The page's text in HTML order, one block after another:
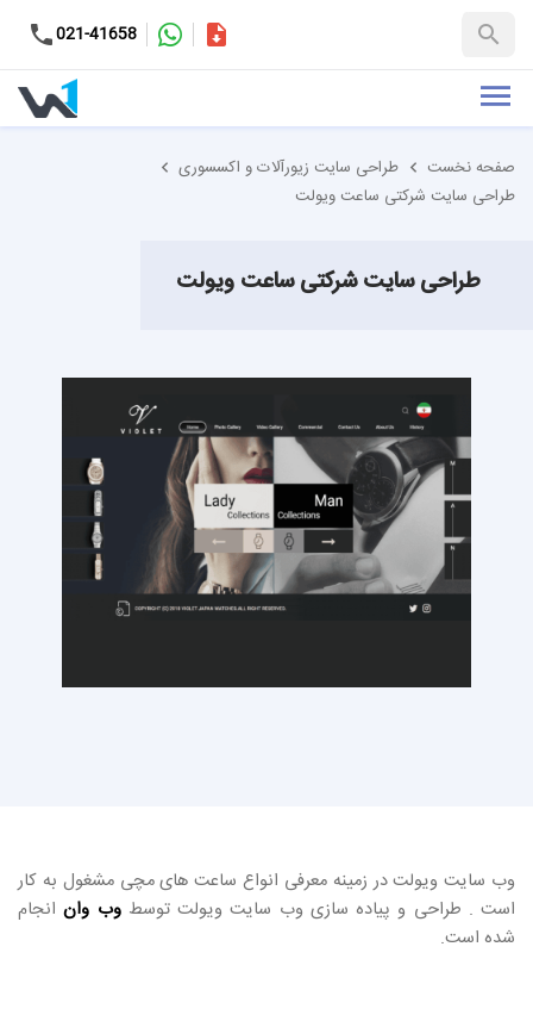
021-41658
+98-9937653151
کاتالوگ
صفحه نخست
طراحی سایت زیورآلات و اکسسوری
طراحی سایت شرکتی ساعت ویولت
طراحی سایت شرکتی ساعت ویولت
وب سایت ویولت در زمینه معرفی انواع ساعت های مچی مشغول به کار
است . طراحی و پیاده سازی وب سایت ویولت توسطوب وانانجام
شده است.